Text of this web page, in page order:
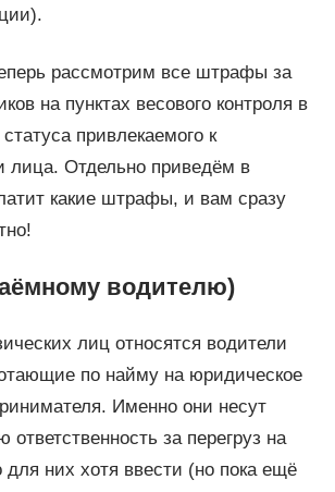
рассмотрим все штрафы за
на пунктах весового контроля в
привлекаемого к
лица. Отдельно приведём в
какие штрафы, и вам сразу
водителю)
лиц относятся водители
по найму на юридическое
Именно они несут
ответственность за перегруз на
них хотя ввести (но пока ещё